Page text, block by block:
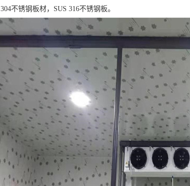
不锈钢板材，SUS 316不锈钢板。